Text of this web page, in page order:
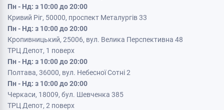
Пн - Нд: з 10:00 до 20:00
Кривий Ріг, 50000, проспект Металургів 33
Пн - Нд: з 10:00 до 20:00
Кропивницький, 25006, вул. Велика Перспективна 48
ТРЦ Депот, 1 поверх
Пн - Нд: з 10:00 до 20:00
Полтава, 36000, вул. Небесної Сотні 2
Пн - Нд: з 10:00 до 20:00
Черкаси, 18009, бул. Шевченка 385
ТРЦ Депот, 2 поверх